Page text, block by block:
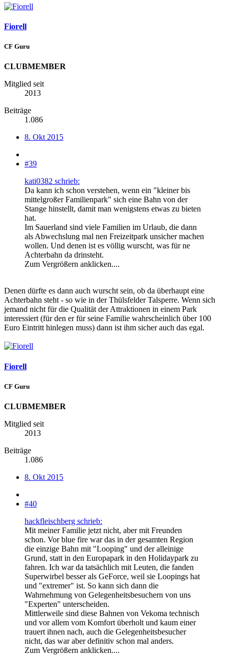
Fiorell
CF Guru
CLUBMEMBER
Mitglied seit
2013
Beiträge
1.086
8. Okt 2015
#39
kati0382 schrieb:
Da kann ich schon verstehen, wenn ein "kleiner bis
mittelgroßer Familienpark" sich eine Bahn von der
Stange hinstellt, damit man wenigstens etwas zu bieten
hat.
Im Sauerland sind viele Familien im Urlaub, die dann
als Abwechslung mal nen Freizeitpark unsicher machen
wollen. Und denen ist es völlig wurscht, was für ne
Achterbahn da drinsteht.
Zum Vergrößern anklicken....
Denen dürfte es dann auch wurscht sein, ob da überhaupt eine
Achterbahn steht - so wie in der Thülsfelder Talsperre. Wenn sich
jemand nicht für die Qualität der Attraktionen in einem Park
interessiert (für den er für seine Familie wahrscheinlich über 100
Euro Eintritt hinlegen muss) dann ist ihm sicher auch das egal.
Fiorell
CF Guru
CLUBMEMBER
Mitglied seit
2013
Beiträge
1.086
8. Okt 2015
#40
hackfleischberg schrieb:
Mit meiner Familie jetzt nicht, aber mit Freunden
schon. Vor blue fire war das in der gesamten Region
die einzige Bahn mit "Looping" und der alleinige
Grund, statt in den Europapark in den Holidaypark zu
fahren. Ich war da tatsächlich mit Leuten, die fanden
Superwirbel besser als GeForce, weil sie Loopings hat
und "extremer" ist. So kann sich dann die
Wahrnehmung von Gelegenheitsbesuchern von uns
"Experten" unterscheiden.
Mittlerweile sind diese Bahnen von Vekoma technisch
und vor allem vom Komfort überholt und kaum einer
trauert ihnen nach, auch die Gelegenheitsbesucher
nicht, das war aber definitiv schon mal anders.
Zum Vergrößern anklicken....